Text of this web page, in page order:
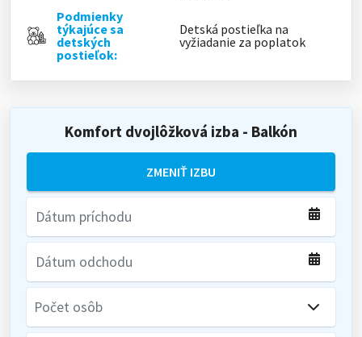
Podmienky
týkajúce sa
detských
postieľok:
Detská postieľka na
vyžiadanie za poplatok
Komfort dvojlôžková izba - Balkón
ZMENIŤ IZBU